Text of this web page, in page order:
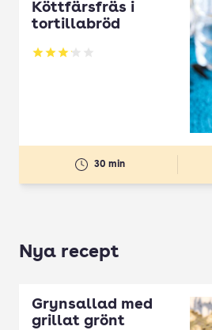
Köttfärsfräs i
tortillabröd
Betyg: 3.14 av 5
30 min
Nya recept
Grynsallad med
grillat grönt